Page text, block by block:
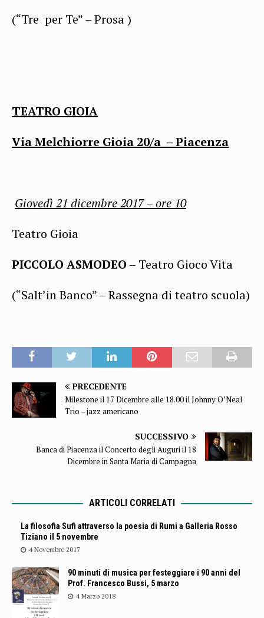
(“Tre per Te” – Prosa )
TEATRO GIOIA
Via Melchiorre Gioia 20/a – Piacenza
Giovedì 21 dicembre2017 – ore 10
Teatro Gioia
PICCOLO ASMODEO – Teatro Gioco Vita
(“Salt’in Banco” – Rassegna di teatro scuola)
PRECEDENTE
Milestone il 17 Dicembre alle 18.00 il Johnny O’Neal
Trio – jazz americano
SUCCESSIVO
Banca di Piacenza il Concerto degli Auguri il 18
Dicembre in Santa Maria di Campagna
ARTICOLI CORRELATI
La filosofia Sufi attraverso la poesia di Rumi a Galleria Rosso
Tiziano il 5 novembre
4 Novembre 2017
90 minuti di musica per festeggiare i 90 anni del
Prof. Francesco Bussi, 5 marzo
4 Marzo 2018